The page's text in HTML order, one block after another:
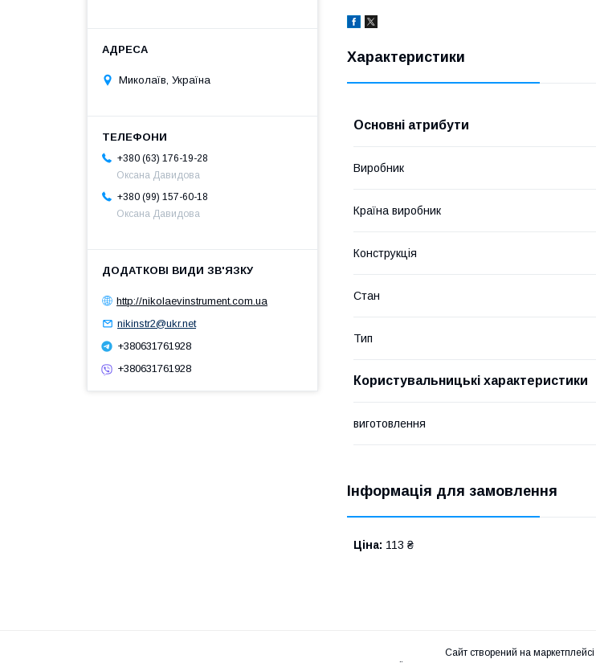
Характеристики
Основні атрибути
Виробник
Країна виробник
Конструкція
Стан
Тип
Користувальницькі характеристики
виготовлення
Інформація для замовлення
Ціна: 113 ₴
Миколаїв, Україна
+380 (63) 176-19-28
Оксана Давидова
+380 (99) 157-60-18
Оксана Давидова
http://nikolaevinstrument.com.ua
nikinstr2@ukr.net
+380631761928
+380631761928
Сайт створений на маркетплейсі